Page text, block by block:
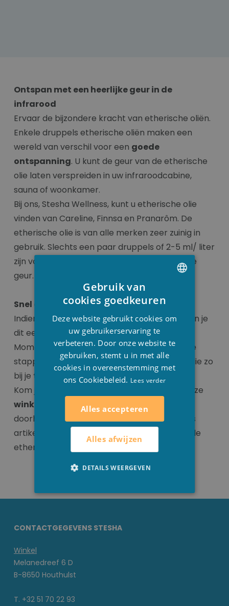
Ontspan met een heerlijke geur in de
infrarood
Ervaar de bijzondere kracht van etherische oliën.
Enkele druppels etherische oliën maken een
wereld van verschil voor een goede
ontspanning. U kunt de geur van de etherische
olie laten verspreiden in uw infraroodcabine,
sauna of woonkamer.
Bij ons, Stesha Wellness, kunt u etherische olie
vinden van Careline, Finnsa en Pranarôm. De
etherische olie is van alle merken zeer zuinig in
gebruik. Slechts een paar druppels of 2-5 ml/ liter
zijn voldoende voor een heerlijke, aangename
geur.
Snel en eenvoudig online
Indien je de etherische online wil bestellen kan je
dit eenvoudig op onze online shop doen.
Momenteel ben eigenlijk maar slechts enkele
stappen verwijdert en je kan de etherische olie zo
bij je thuis laten leveren
Kom je liever echt ‘winkelen’ dit kan ook in onze
winkel
te Houthulst. In ons afhaalpunt kan je
doorheen ons ruim assortiment aan Wellness
artikelen wandelen en de heerlijke geur van de
etherische oliën opsnuiven.
CONTACTGEGEVENS STESHA
Winkel
Melanedreef 6 D
B-8650 Houthulst
T. +32 51 70 22 93
ENGLISH
Gebruik van
cookies goedkeuren
Deze website gebruikt cookies om
uw gebruikerservaring te
verbeteren. Door onze website te
gebruiken, stemt u in met alle
cookies in overeenstemming met
ons Cookiebeleid. Lees verder
Alles accepteren
Alles afwijzen
DETAILS WEERGEVEN